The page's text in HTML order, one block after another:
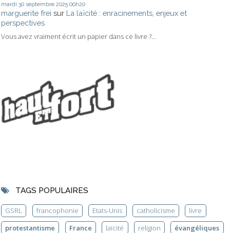
mardi 30 septembre 2025 00h20
marguerite frei sur La laïcité : enracinements, enjeux et
perspectives
Vous avez vraiment écrit un papier dans ce livre ?...
TAGS POPULAIRES
GSRL francophonie Etats-Unis catholicisme
livre
protestantisme
France laïcité religion évangéliques